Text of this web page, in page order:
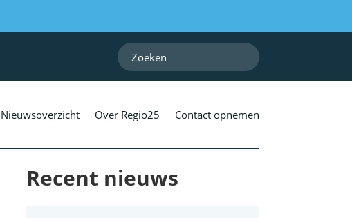
Nieuwsoverzicht Over Regio25 Contact opnemen
Recent nieuws